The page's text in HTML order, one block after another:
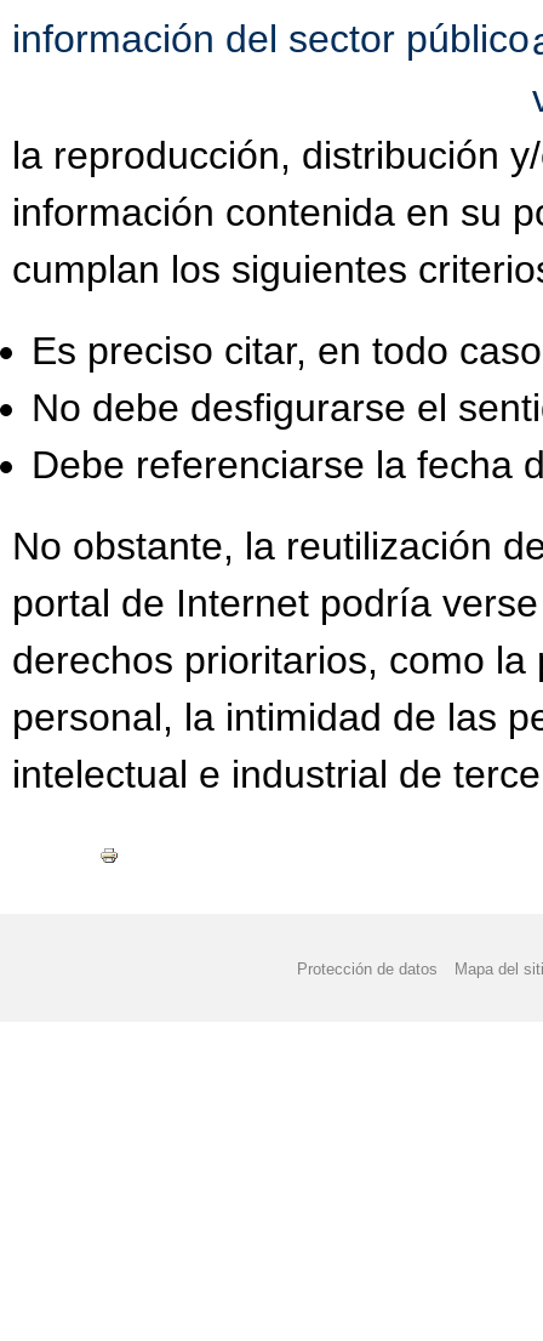
información del sector público
la reproducción, distribución
información contenida en su
cumplan los siguientes
Es preciso citar, en todo
No debe desfigurarse el
Debe referenciarse la fecha
No obstante, la reutilización
portal de Internet podría
derechos prioritarios, como
personal, la intimidad de las
intelectual e industrial de
Protección de datos Mapa del